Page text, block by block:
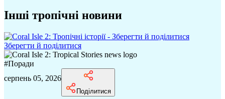
Інші тропічні новини
Зберегти й поділитися
#Поради
серпень 05, 2026
Поділитися